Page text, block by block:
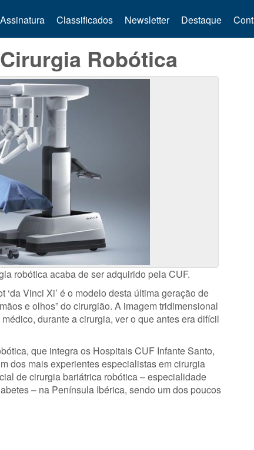
Assinatura Classificados Newsletter Destaque
Robótica
robótica acaba de ser adquirido pela CUF.
‘da Vinci Xi’ é o modelo desta última geração de
e olhos” do cirurgião. A imagem tridimensional
durante a cirurgia, ver o que antes era difícil
que integra os Hospitais CUF Infante Santo,
dos mais experientes especialistas em cirurgia
de cirurgia bariátrica robótica – especialidade
– na Península Ibérica, sendo um dos poucos